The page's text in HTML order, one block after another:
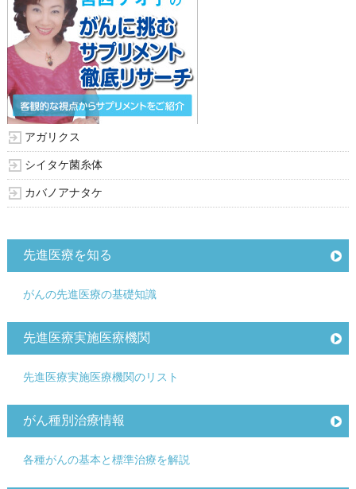
アガリクス
シイタケ菌糸体
カバノアナタケ
先進医療を知る
がんの先進医療の基礎知識
先進医療実施医療機関
先進医療実施医療機関のリスト
がん種別治療情報
各種がんの基本と標準治療を解説